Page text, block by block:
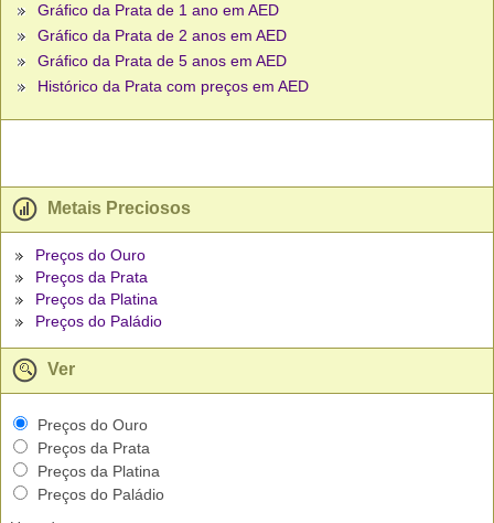
Gráfico da Prata de 1 ano em AED
Gráfico da Prata de 2 anos em AED
Gráfico da Prata de 5 anos em AED
Histórico da Prata com preços em AED
Metais Preciosos
Preços do Ouro
Preços da Prata
Preços da Platina
Preços do Paládio
Ver
Preços do Ouro
Preços da Prata
Preços da Platina
Preços do Paládio